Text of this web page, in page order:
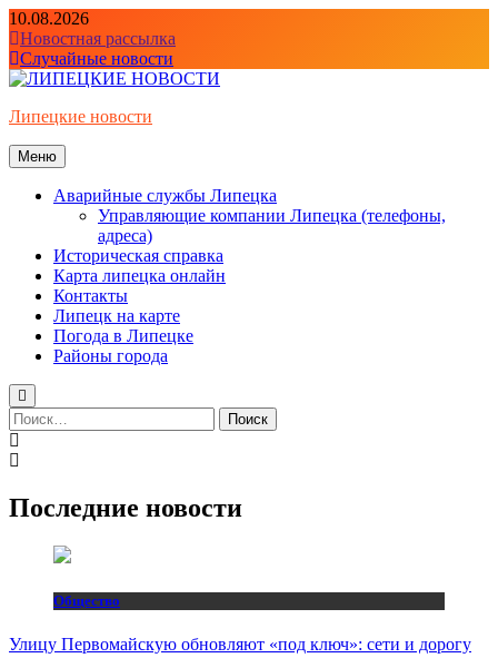
Перейти
к
содержимому
10.08.2026
Новостная рассылка
Случайные новости
Липецкие новости
Меню
Аварийные службы Липецка
Управляющие компании Липецка (телефоны,
адреса)
Историческая справка
Карта липецка онлайн
Контакты
Липецк на карте
Погода в Липецке
Районы города
Найти:
Последние новости
Общество
Улицу Первомайскую обновляют «под ключ»: сети и дорогу